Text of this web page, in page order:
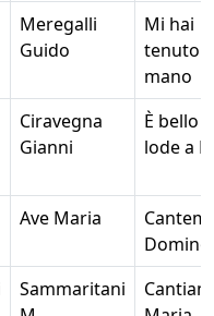
Meregalli
Guido
Mi hai
tenuto
mano
Ciravegna
Gianni
È bello
lode a
Ave Maria
Domino
Sammaritani